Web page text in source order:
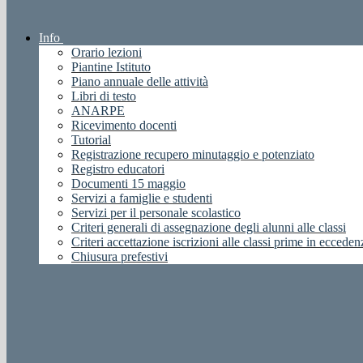
Info
Orario lezioni
Piantine Istituto
Piano annuale delle attività
Libri di testo
ANARPE
Ricevimento docenti
Tutorial
Registrazione recupero minutaggio e potenziato
Registro educatori
Documenti 15 maggio
Servizi a famiglie e studenti
Servizi per il personale scolastico
Criteri generali di assegnazione degli alunni alle classi
Criteri accettazione iscrizioni alle classi prime in
Chiusura prefestivi